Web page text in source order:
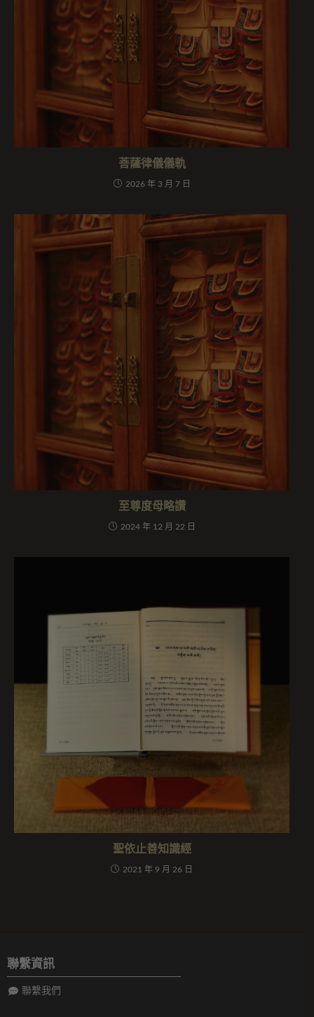
菩薩律儀儀軌
2026 年 3 月 7 日
至尊度母略讚
2024 年 12 月 22 日
聖依止善知識經
2021 年 9 月 26 日
聯繫資訊
聯繫我們